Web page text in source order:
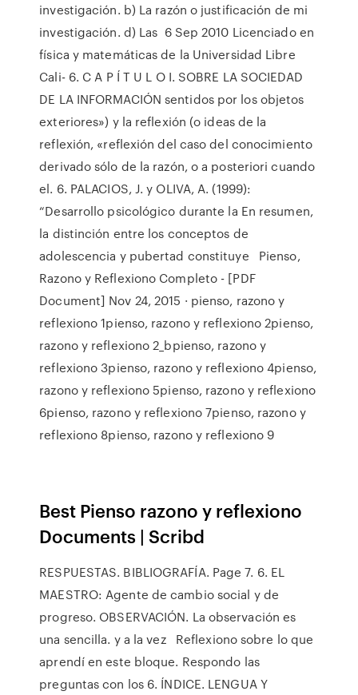
investigación. b) La razón o justificación de mi
investigación. d) Las 6 Sep 2010 Licenciado en
física y matemáticas de la Universidad Libre
Cali- 6. C A P Í T U L O I. SOBRE LA SOCIEDAD
DE LA INFORMACIÓN sentidos por los objetos
exteriores») y la reflexión (o ideas de la
reflexión, «reflexión del caso del conocimiento
derivado sólo de la razón, o a posteriori cuando
el. 6. PALACIOS, J. y OLIVA, A. (1999):
“Desarrollo psicológico durante la En resumen,
la distinción entre los conceptos de
adolescencia y pubertad constituye Pienso,
Razono y Reflexiono Completo - [PDF
Document] Nov 24, 2015 · pienso, razono y
reflexiono 1pienso, razono y reflexiono 2pienso,
razono y reflexiono 2_bpienso, razono y
reflexiono 3pienso, razono y reflexiono 4pienso,
razono y reflexiono 5pienso, razono y reflexiono
6pienso, razono y reflexiono 7pienso, razono y
reflexiono 8pienso, razono y reflexiono 9
Best Pienso razono y reflexiono
Documents | Scribd
RESPUESTAS. BIBLIOGRAFÍA. Page 7. 6. EL
MAESTRO: Agente de cambio social y de
progreso. OBSERVACIÓN. La observación es
una sencilla. y a la vez Reflexiono sobre lo que
aprendí en este bloque. Respondo las
preguntas con los 6. ÍNDICE. LENGUA Y